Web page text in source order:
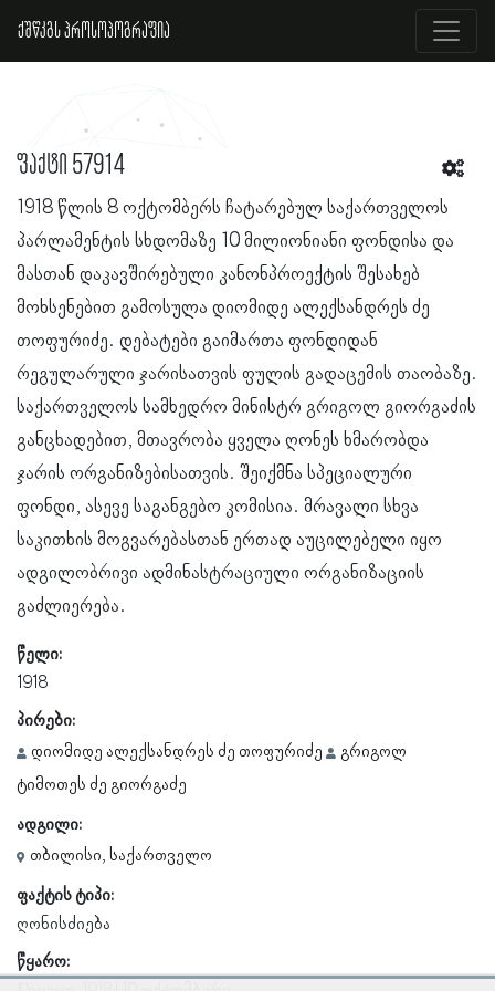
ქშწკგს პროსოპოგრაფია
ფაქტი 57914
1918 წლის 8 ოქტომბერს ჩატარებულ საქართველოს
პარლამენტის სხდომაზე 10 მილიონიანი ფონდისა და
მასთან დაკავშირებული კანონპროექტის შესახებ
მოხსენებით გამოსულა დიომიდე ალექსანდრეს ძე
თოფურიძე. დებატები გაიმართა ფონდიდან
რეგულარული ჯარისათვის ფულის გადაცემის თაობაზე.
საქართველოს სამხედრო მინისტრ გრიგოლ გიორგაძის
განცხადებით, მთავრობა ყველა ღონეს ხმარობდა
ჯარის ორგანიზებისათვის. შეიქმნა სპეციალური
ფონდი, ასევე საგანგებო კომისია. მრავალი სხვა
საკითხის მოგვარებასთან ერთად აუცილებელი იყო
ადგილობრივი ადმინასტრაციული ორგანიზაციის
გაძლიერება.
წელი:
1918
პირები:
დიომიდე ალექსანდრეს ძე თოფურიძე
გრიგოლ
ტიმოთეს ძე გიორგაძე
ადგილი:
თბილისი, საქართველო
ფაქტის ტიპი:
ღონისძიება
წყარო: